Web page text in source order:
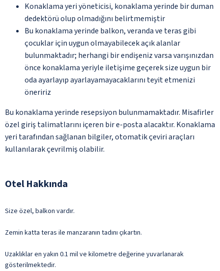
Konaklama yeri yöneticisi, konaklama yerinde bir duman
dedektörü olup olmadığını belirtmemiştir
Bu konaklama yerinde balkon, veranda ve teras gibi
çocuklar için uygun olmayabilecek açık alanlar
bulunmaktadır; herhangi bir endişeniz varsa varışınızdan
önce konaklama yeriyle iletişime geçerek size uygun bir
oda ayarlayıp ayarlayamayacaklarını teyit etmenizi
öneririz
Bu konaklama yerinde resepsiyon bulunmamaktadır. Misafirler
özel giriş talimatlarını içeren bir e-posta alacaktır. Konaklama
yeri tarafından sağlanan bilgiler, otomatik çeviri araçları
kullanılarak çevrilmiş olabilir.
Otel Hakkında
Size özel, balkon vardır.
Zemin katta teras ile manzaranın tadını çıkartın.
Uzaklıklar en yakın 0.1 mil ve kilometre değerine yuvarlanarak
gösterilmektedir.